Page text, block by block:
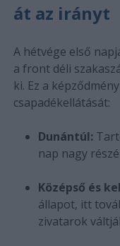
át az irányt
A hétvége első
a front déli
ki. Ez a
csapadékellátását:
Dunántúl:
nap nagy
Középső és
állapot, itt
zivatarok